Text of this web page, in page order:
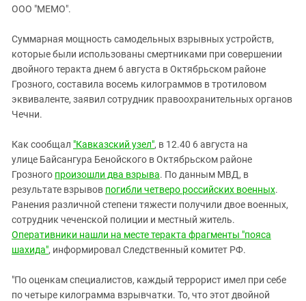
ИНАКОМЫСЛИЕ В ЧЕЧНЕ
ПРЕСЛЕДОВАНИЕ АКТИВИСТОВ
МОБИЛИЗАЦИЯ И ПРОТЕСТЫ
Дагестан
Кабардино-Балкария
Калмыкия
Карачаево-Черкесия
Краснодарский край
Нагорный Карабах
Российская Федерация
Ростовская область
Северная Осетия - Алания
СКФО
Ставропольский край
Южная Осетия
ООО "МЕМО".
Суммарная мощность самодельных взрывных устройств,
которые были использованы смертниками при совершении
двойного теракта днем 6 августа в Октябрьском районе
Грозного, составила восемь килограммов в тротиловом
эквиваленте, заявил сотрудник правоохранительных органов
Чечни.
Как сообщал "Кавказский узел", в 12.40 6 августа на
улице Байсангура Бенойского в Октябрьском районе
Грозного произошли два взрыва. По данным МВД, в
результате взрывов погибли четверо российских военных.
Ранения различной степени тяжести получили двое военных,
сотрудник чеченской полиции и местный житель.
Оперативники нашли на месте теракта фрагменты "пояса
шахида", информировал Следственный комитет РФ.
"По оценкам специалистов, каждый террорист имел при себе
по четыре килограмма взрывчатки. То, что этот двойной